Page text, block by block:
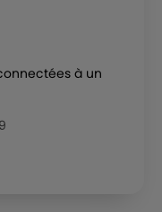
à un